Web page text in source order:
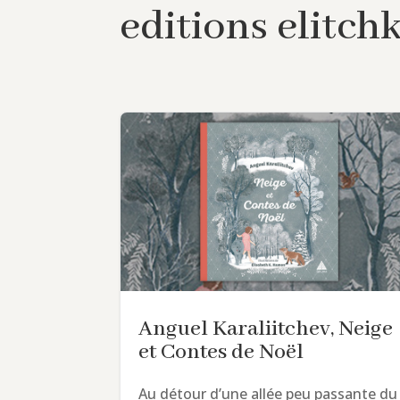
editions
Anguel Karaliitchev, Neige
et Contes de Noël
Au détour d’une allée peu passante du